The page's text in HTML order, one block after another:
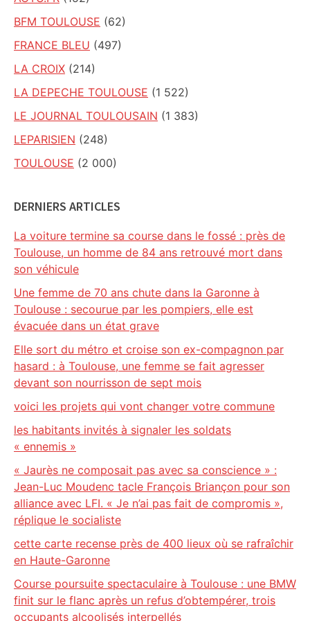
BFM TOULOUSE (62)
FRANCE BLEU (497)
LA CROIX (214)
LA DEPECHE TOULOUSE (1 522)
LE JOURNAL TOULOUSAIN (1 383)
LEPARISIEN (248)
TOULOUSE (2 000)
DERNIERS ARTICLES
La voiture termine sa course dans le fossé : près de
Toulouse, un homme de 84 ans retrouvé mort dans
son véhicule
Une femme de 70 ans chute dans la Garonne à
Toulouse : secourue par les pompiers, elle est
évacuée dans un état grave
Elle sort du métro et croise son ex-compagnon par
hasard : à Toulouse, une femme se fait agresser
devant son nourrisson de sept mois
voici les projets qui vont changer votre commune
les habitants invités à signaler les soldats
« ennemis »
« Jaurès ne composait pas avec sa conscience » :
Jean-Luc Moudenc tacle François Briançon pour son
alliance avec LFI. « Je n’ai pas fait de compromis »,
réplique le socialiste
cette carte recense près de 400 lieux où se rafraîchir
en Haute-Garonne
Course poursuite spectaculaire à Toulouse : une BMW
finit sur le flanc après un refus d’obtempérer, trois
occupants alcoolisés interpellés